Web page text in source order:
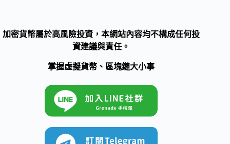
加密貨幣屬於高風險投資，本網站內容均不構成任何投
資建議與責任。
掌握虛擬貨幣、區塊鏈大小事